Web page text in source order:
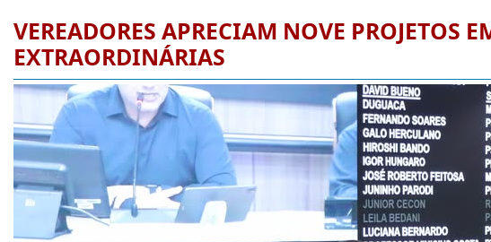
VEREADORES APRECIAM NOVE PROJETOS
EXTRAORDINÁRIAS